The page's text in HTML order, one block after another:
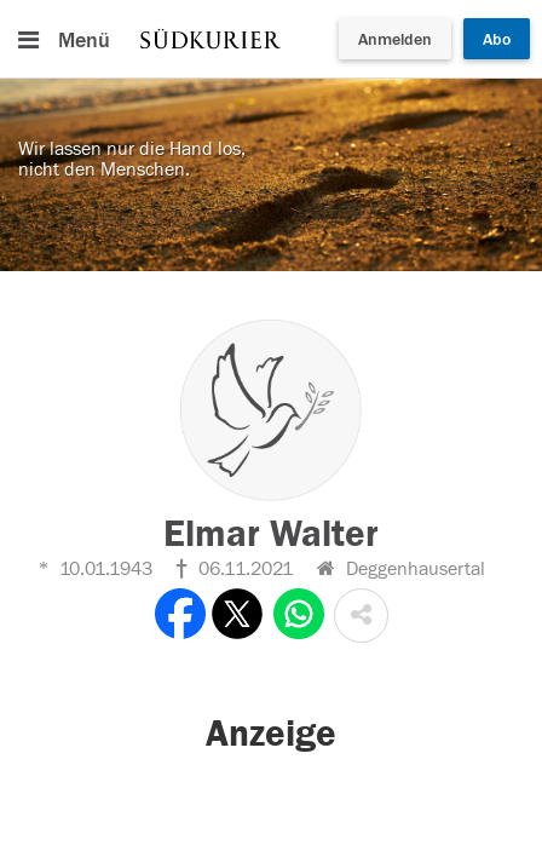
Menü Anmelden Abo
Wir lassen nur die Hand los,
nicht den Menschen.
Elmar Walter
10.01.1943 06.11.2021 Deggenhausertal
Anzeige